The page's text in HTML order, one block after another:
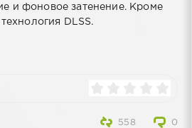
и фоновое затенение. Кроме
DLSS.
0
558